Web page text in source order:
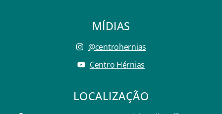
MÍDIAS
@centrohernias
Centro Hérnias
LOCALIZAÇÃO